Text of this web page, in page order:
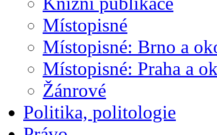
Místopisné
Místopisné: Brno a
Místopisné: Praha a
Žánrové
Politika, politologie